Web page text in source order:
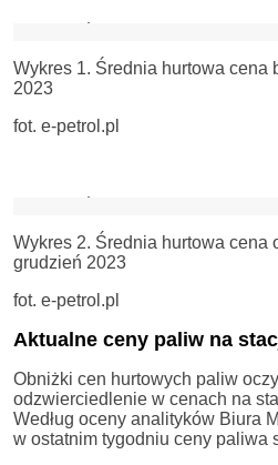
Wykres 1. Średnia hurtowa cena
2023
fot. e-petrol.pl
Wykres 2. Średnia hurtowa cena
grudzień 2023
fot. e-petrol.pl
Aktualne ceny paliw na
Obniżki cen hurtowych paliw
odzwierciedlenie w cenach na
Według oceny analityków Biura
w ostatnim tygodniu ceny paliwa